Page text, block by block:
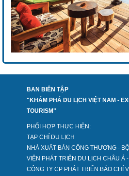
BAN BIÊN TẬP
"KHÁM PHÁ DU LỊCH VIỆT NAM -
TOURISM"
PHỐI HỢP THỰC HIỆN:
TẠP CHÍ DU LỊCH
NHÀ XUẤT BẢN CÔNG THƯƠNG -
VIỆN PHÁT TRIỂN DU LỊCH CHÂU Á -
CÔNG TY CP PHÁT TRIỂN BÁO CHÍ